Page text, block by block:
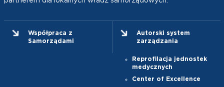
Współpraca z
Samorządami
Autorski system
zarządzania
Reprofilacja jednostek
medycznych
Center of Excellence